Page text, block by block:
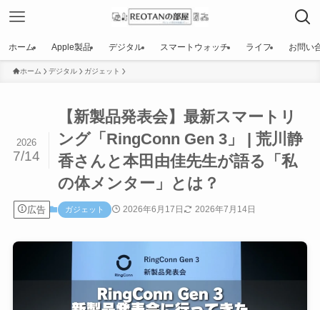
ホーム Apple製品 デジタル スマートウォッチ ライフ お問い
ホーム デジタル ガジェット
【新製品発表会】最新スマートリ
ング「RingConn Gen 3」 | 荒川静
香さんと本田由佳先生が語る「私
の体メンター」とは？
2026
7/14
広告 ガジェット 2026年6月17日 2026年7月14日